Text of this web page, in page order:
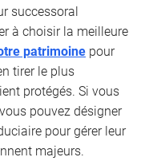
successoral
à choisir la meilleure
patrimoine pour
tirer le plus
protégés. Si vous
pouvez désigner
pour gérer leur
majeurs.